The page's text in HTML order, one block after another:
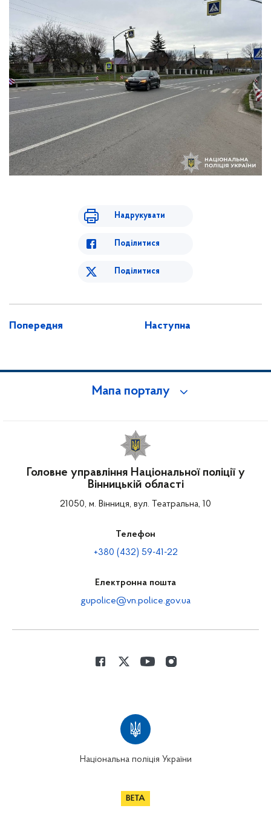
Надрукувати
Поділитися
Поділитися
Попередня Наступна
Мапа порталу
Головне управління Національної поліції у
Вінницькій області
21050, м. Вінниця, вул. Театральна, 10
Телефон
+380 (432) 59-41-22
Електронна пошта
gupolice@vn.police.gov.ua
Національна поліція України